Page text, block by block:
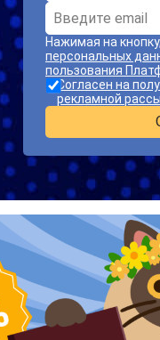
Нажимая на
персональных
пользования
Согласен на
рекламной